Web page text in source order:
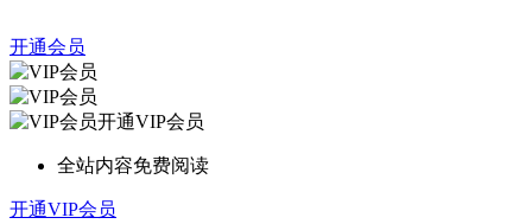
开通会员
开通VIP会员
全站内容免费阅读
开通VIP会员